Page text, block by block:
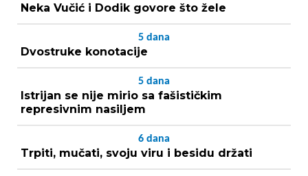
Neka Vučić i Dodik govore što žele
5 dana
Dvostruke konotacije
5 dana
Istrijan se nije mirio sa fašističkim
represivnim nasiljem
6 dana
Trpiti, mučati, svoju viru i besidu držati